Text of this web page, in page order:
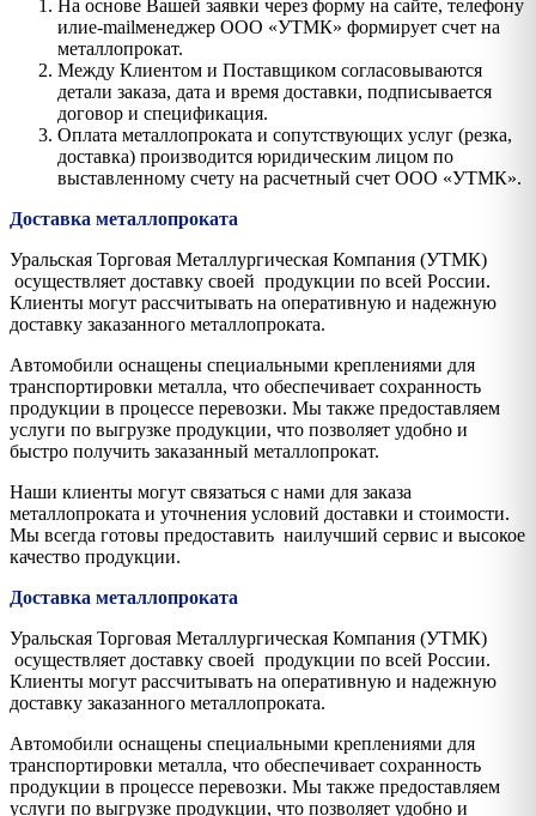
На основе Вашей заявки через форму на сайте, телефону
илиe-mailменеджер ООО «УТМК» формирует счет на
металлопрокат.
Между Клиентом и Поставщиком согласовываются
детали заказа, дата и время доставки, подписывается
договор и спецификация.
Оплата металлопроката и сопутствующих услуг (резка,
доставка) производится юридическим лицом по
выставленному счету на расчетный счет ООО «УТМК».
Доставка металлопроката
Уральская Торговая Металлургическая Компания (УТМК)
осуществляет доставку своей продукции по всей России.
Клиенты могут рассчитывать на оперативную и надежную
доставку заказанного металлопроката.
Автомобили оснащены специальными креплениями для
транспортировки металла, что обеспечивает сохранность
продукции в процессе перевозки. Мы также предоставляем
услуги по выгрузке продукции, что позволяет удобно и
быстро получить заказанный металлопрокат.
Наши клиенты могут связаться с нами для заказа
металлопроката и уточнения условий доставки и стоимости.
Мы всегда готовы предоставить наилучший сервис и высокое
качество продукции.
Доставка металлопроката
Уральская Торговая Металлургическая Компания (УТМК)
осуществляет доставку своей продукции по всей России.
Клиенты могут рассчитывать на оперативную и надежную
доставку заказанного металлопроката.
Автомобили оснащены специальными креплениями для
транспортировки металла, что обеспечивает сохранность
продукции в процессе перевозки. Мы также предоставляем
услуги по выгрузке продукции, что позволяет удобно и